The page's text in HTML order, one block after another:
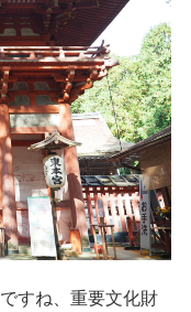
すね、重要文化財